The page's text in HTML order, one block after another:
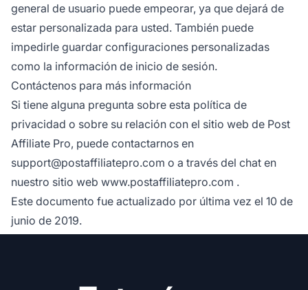
general de usuario puede empeorar, ya que dejará de
estar personalizada para usted. También puede
impedirle guardar configuraciones personalizadas
como la información de inicio de sesión.
Contáctenos para más información
Si tiene alguna pregunta sobre esta política de
privacidad o sobre su relación con el sitio web de Post
Affiliate Pro, puede contactarnos en
support@postaffiliatepro.com o a través del chat en
nuestro sitio web www.postaffiliatepro.com .
Este documento fue actualizado por última vez el 10 de
junio de 2019.